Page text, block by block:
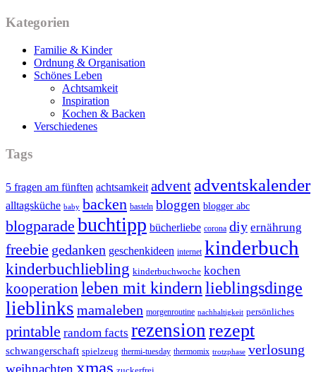
Kategorien
Familie & Kinder
Ordnung & Organisation
Schönes Leben
Achtsamkeit
Inspiration
Kochen & Backen
Verschiedenes
Tags
5 fragen am fünften achtsamkeit advent adventskalender
alltagsküche baby backen basteln bloggen blogger abc
blogparade buchtipp bücherliebe corona diy ernährung
freebie gedanken geschenkideen internet kinderbuch
kinderbuchliebling kinderbuchwoche kochen
kooperation leben mit kindernlieblingsdinge
lieblinks mamaleben morgenroutine nachhaltigkeit persönliches
printable random facts rezensionrezept
schwangerschaft spielzeug thermi-tuesday thermomix trotzphase verlosung
xmas